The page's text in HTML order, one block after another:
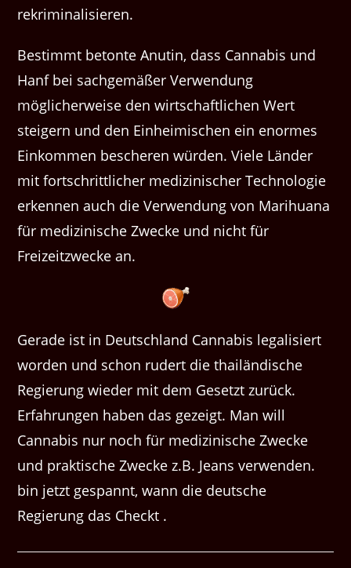
rekriminalisieren.
Bestimmt betonte Anutin, dass Cannabis und
Hanf bei sachgemäßer Verwendung
möglicherweise den wirtschaftlichen Wert
steigern und den Einheimischen ein enormes
Einkommen bescheren würden. Viele Länder
mit fortschrittlicher medizinischer Technologie
erkennen auch die Verwendung von Marihuana
für medizinische Zwecke und nicht für
Freizeitzwecke an.
Gerade ist in Deutschland Cannabis legalisiert
worden und schon rudert die thailändische
Regierung wieder mit dem Gesetzt zurück.
Erfahrungen haben das gezeigt. Man will
Cannabis nur noch für medizinische Zwecke
und praktische Zwecke z.B. Jeans verwenden.
bin jetzt gespannt, wann die deutsche
Regierung das Checkt .